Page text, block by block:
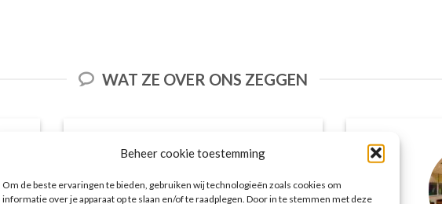
Beheer cookie toestemming
Om de beste ervaringen te bieden, gebruiken wij technologieën zoals cookies om
informatie over je apparaat op te slaan en/of te raadplegen. Door in te stemmen met deze
WAT ZE OVER ONS ZEGGEN